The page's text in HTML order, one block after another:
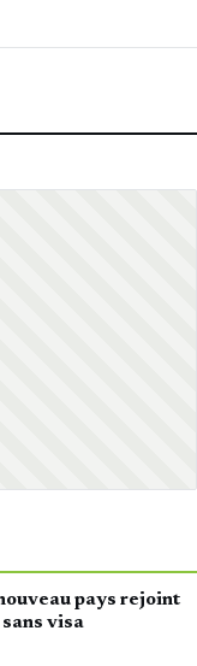
pays rejoint
visa